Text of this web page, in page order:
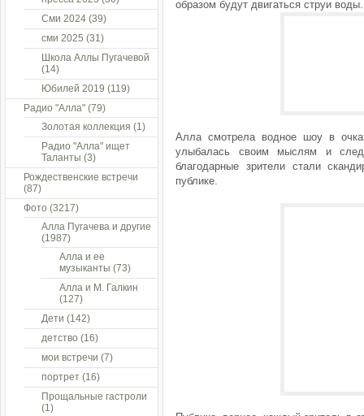
образом будут двигаться струи воды.
Алла смотрела водное шоу в
улыбалась своим мыслям и
благодарные зрители стали
публике.
Сми 2024 (39)
сми 2025 (31)
Школа Аллы Пугачевой
(14)
Юбилей 2019 (119)
Радио "Алла" (79)
Золотая коллекция (1)
Радио "Алла" ищет
Таланты (3)
Рождественские встречи
(87)
Фото (3217)
Алла Пугачева и другие
(1987)
Алла и ее
музыканты (73)
Алла и М. Галкин
(127)
Дети (142)
детство (16)
мои встречи (7)
портрет (16)
Прощальные гастроли
(1)